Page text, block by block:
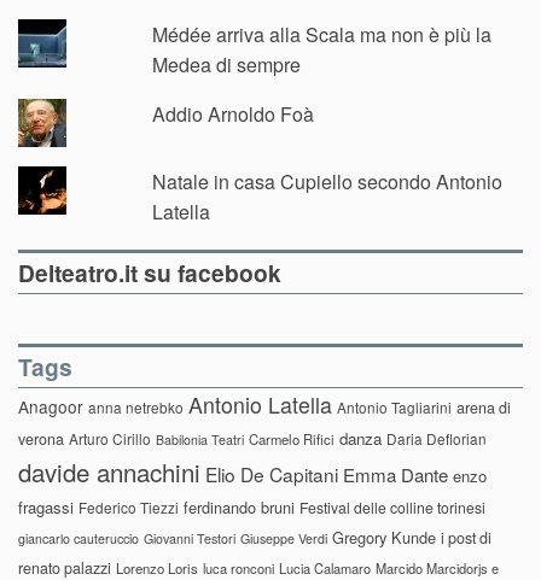
Médée arriva alla Scala ma non è più la
Medea di sempre
Addio Arnoldo Foà
Natale in casa Cupiello secondo Antonio
Latella
Delteatro.it su facebook
Tags
Anagoor anna netrebko Antonio Latella Antonio Tagliarini arena di
verona Arturo Cirillo Babilonia Teatri Carmelo Rifici danza Daria Deflorian
davide annachini Elio De Capitani Emma Dante enzo
fragassi Federico Tiezzi ferdinando bruni Festival delle colline torinesi
giancarlo cauteruccio Giovanni Testori Giuseppe Verdi Gregory Kunde i post di
renato palazzi Lorenzo Loris luca ronconi Lucia Calamaro Marcido Marcidorjs e